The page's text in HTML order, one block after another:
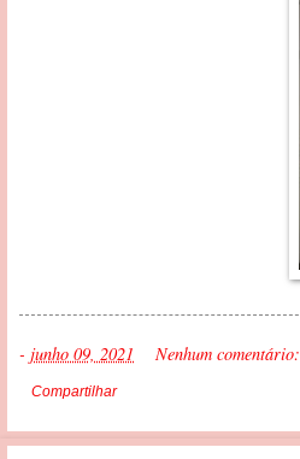
- junho 09, 2021 Nenhum comentário:
Compartilhar